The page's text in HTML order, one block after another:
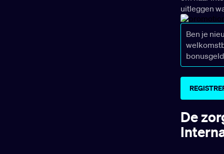
uitleggen
Ben je
De